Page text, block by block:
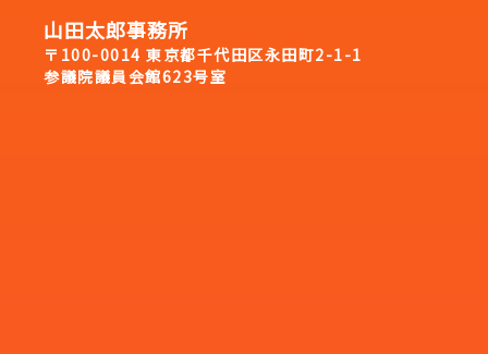
山田太郎事務所
〒100-0014 東京都千代田区永田町2-1-1
参議院議員会館623号室